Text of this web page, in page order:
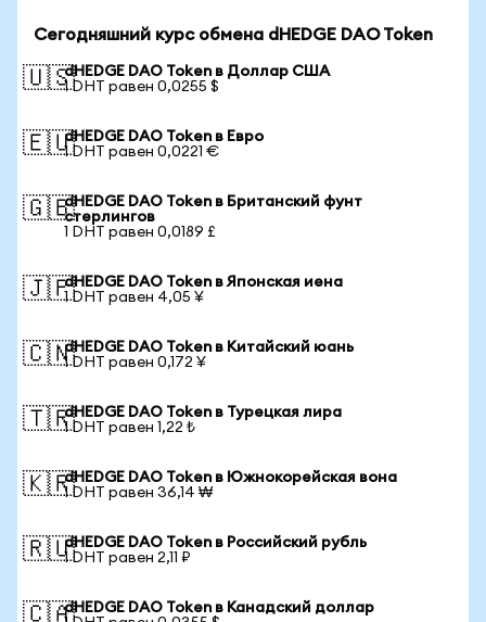
Сегодняшний курс обмена dHEDGE DAO Token
🇺🇸dHEDGE DAO Token в Доллар США
1 DHT равен 0,0255 $
🇪🇺dHEDGE DAO Token в Евро
1 DHT равен 0,0221 €
🇬🇧dHEDGE DAO Token в Британский фунт
стерлингов
1 DHT равен 0,0189 £
🇯🇵dHEDGE DAO Token в Японская иена
1 DHT равен 4,05 ¥
🇨🇳dHEDGE DAO Token в Китайский юань
1 DHT равен 0,172 ¥
🇹🇷dHEDGE DAO Token в Турецкая лира
1 DHT равен 1,22 ₺
🇰🇷dHEDGE DAO Token в Южнокорейская вона
1 DHT равен 36,14 ₩
🇷🇺dHEDGE DAO Token в Российский рубль
1 DHT равен 2,11 ₽
🇨🇦dHEDGE DAO Token в Канадский доллар